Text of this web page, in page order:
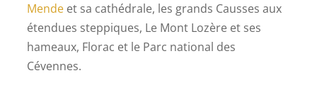
Mendeet sa cathédrale, les grands Causses aux
étendues steppiques, Le Mont Lozère et ses
hameaux, Florac et le Parc national des
Cévennes.